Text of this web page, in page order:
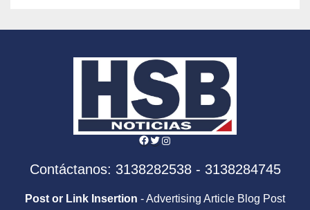
Facebook
Twitter
Instagram
Contáctanos: 3138282538 - 3138284745
Post or Link Insertion - Advertising Article Blog Post